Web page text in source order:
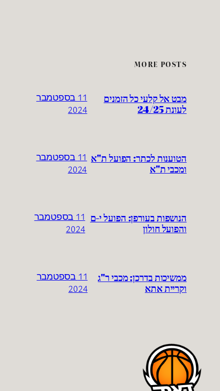
MORE POSTS
מבט אל קלעי כל הזמנים
לעונת 24/25
11 בספטמבר
2024
הטוענות לכתר: הפועל ת"א
ומכבי ת"א
11 בספטמבר
2024
הנושפות בעורפן: הפועל י-ם
והפועל חולון
11 בספטמבר
2024
ממשיכות בדרכן: מכבי ר"ג
וקריית אתא
11 בספטמבר
2024